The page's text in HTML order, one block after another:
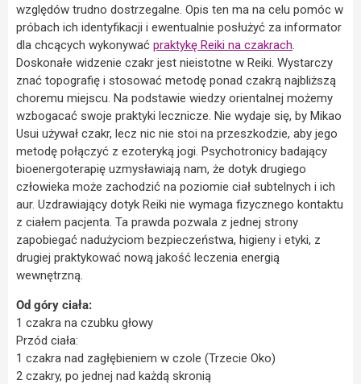
względów trudno dostrzegalne. Opis ten ma na celu pomóc w
próbach ich identyfikacji i ewentualnie posłużyć za informator
dla chcących wykonywać praktykę Reiki na czakrach.
Doskonałe widzenie czakr jest nieistotne w Reiki. Wystarczy
znać topografię i stosować metodę ponad czakrą najbliższą
choremu miejscu. Na podstawie wiedzy orientalnej możemy
wzbogacać swoje praktyki lecznicze. Nie wydaje się, by Mikao
Usui używał czakr, lecz nic nie stoi na przeszkodzie, aby jego
metodę połączyć z ezoteryką jogi. Psychotronicy badający
bioenergoterapię uzmysławiają nam, że dotyk drugiego
człowieka może zachodzić na poziomie ciał subtelnych i ich
aur. Uzdrawiający dotyk Reiki nie wymaga fizycznego kontaktu
z ciałem pacjenta. Ta prawda pozwala z jednej strony
zapobiegać nadużyciom bezpieczeństwa, higieny i etyki, z
drugiej praktykować nową jakość leczenia energią
wewnętrzną.
Od góry ciała:
1 czakra na czubku głowy
Przód ciała:
1 czakra nad zagłębieniem w czole (Trzecie Oko)
2 czakry, po jednej nad każdą skronią